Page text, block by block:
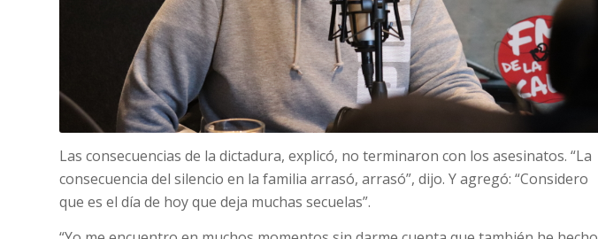
Las consecuencias de la dictadura, explicó, no terminaron con los asesinatos. “La
consecuencia del silencio en la familia arrasó, arrasó”, dijo. Y agregó: “Considero
que es el día de hoy que deja muchas secuelas”.